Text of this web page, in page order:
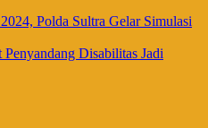
Polda Sultra Gelar Simulasi
Disabilitas Jadi